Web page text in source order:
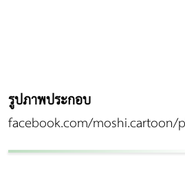
รูปภาพประกอบ
facebook.com/moshi.cartoon/